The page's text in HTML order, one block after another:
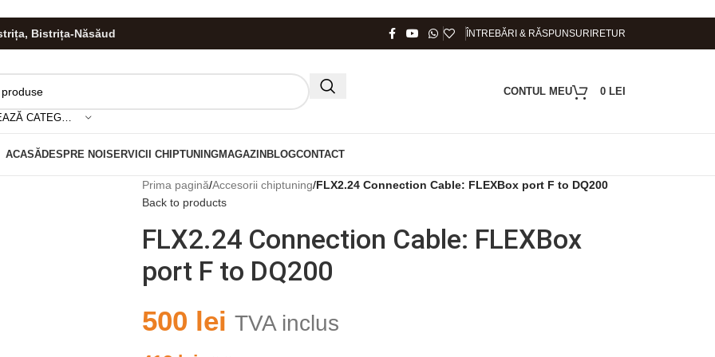
Bistrița-Năsăud ÎNTREBĂRI & RĂSPUNSURI RETUR
SELECTEAZĂ CATEGORIA
CONTUL MEU 0 LEI
ACASĂDESPRE NOI SERVICII CHIPTUNINGMAGAZIN BLOGCONTACT
Prima pagină/Accesorii chiptuning/FLX2.24 Connection Cable: FLEXBox port F to DQ200
Back to products
FLX2.24 Connection Cable: FLEXBox
port F to DQ200
500 lei TVA inclus